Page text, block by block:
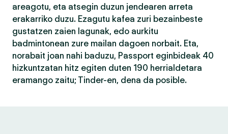
areagotu, eta atsegin duzun jendearen arreta
erakarriko duzu. Ezagutu kafea zuri bezainbeste
gustatzen zaien lagunak, edo aurkitu
badmintonean zure mailan dagoen norbait. Eta,
norabait joan nahi baduzu, Passport eginbideak 40
hizkuntzatan hitz egiten duten 190 herrialdetara
eramango zaitu; Tinder-en, dena da posible.